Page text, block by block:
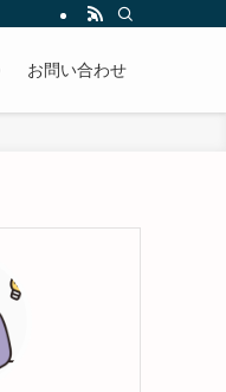
お問い合わせ